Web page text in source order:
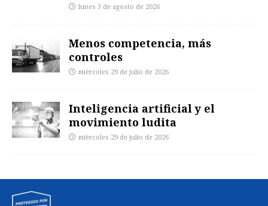
lunes 3 de agosto de 2026
Menos competencia, más
controles
miércoles 29 de julio de 2026
Inteligencia artificial y el
movimiento ludita
miércoles 29 de julio de 2026